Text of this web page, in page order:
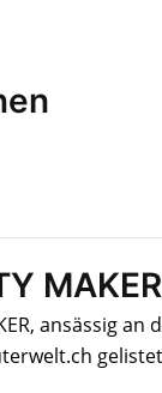
ansässig